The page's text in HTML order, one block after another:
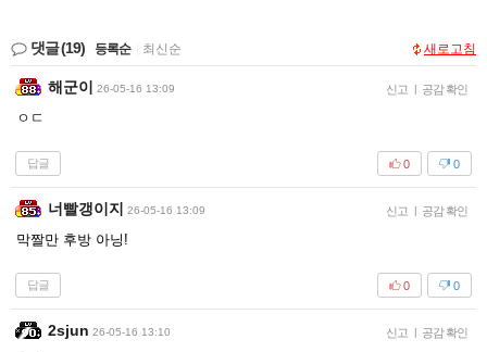
댓글(19) 등록순 최신순 새로고침
해군이 26-05-16 13:09 신고 | 공감 확인
ㅇㄷ
답글 0
0
너빨갱이지 26-05-16 13:09 신고 | 공감 확인
막짤만 후방 아닝!
답글 0
0
2sjun 26-05-16 13:10 신고 | 공감 확인